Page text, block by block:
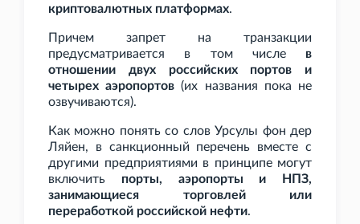
криптовалютных платформах.
Причем запрет на транзакции
предусматривается в том числе в
отношении двух российских портов и
четырех аэропортов (их названия пока не
озвучиваются).
Как можно понять со слов Урсулы фон дер
Ляйен, в санкционный перечень вместе с
другими предприятиями в принципе могут
включить порты, аэропорты и НПЗ,
занимающиеся торговлей или
переработкой российской нефти.